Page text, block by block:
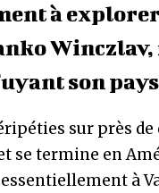
à
son
sur près
se termine en
à